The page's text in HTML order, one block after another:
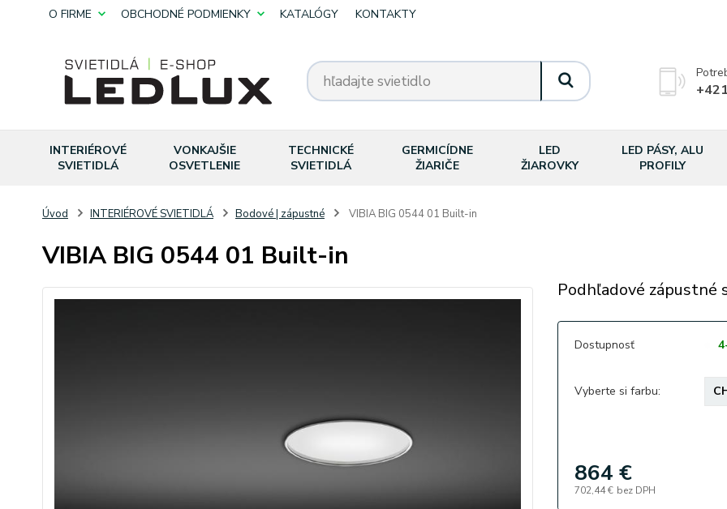
O FIRME OBCHODNÉ PODMIENKY KATALÓGY KONTAKTY
INTERIÉROVÉ
SVIETIDLÁ
VONKAJŠIE
OSVETLENIE
TECHNICKÉ
SVIETIDLÁ
GERMICÍDNE
ŽIARIČE
LED
ŽIAROVKY
LED PÁSY, ALU
PROFILY
Úvod INTERIÉROVÉ SVIETIDLÁ Bodové | zápustné VIBIA BIG 0544 01 Built-in
VIBIA BIG 0544 01 Built-in
Podhľadové zápustné
Dostupnosť
Vyberte si farbu:
864 €
702,44 € bez DPH